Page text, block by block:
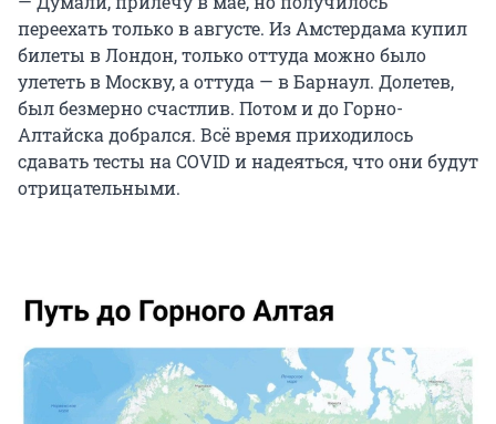
переехать только в августе. Из Амстердама купил
билеты в Лондон, только оттуда можно было
улететь в Москву, а оттуда — в Барнаул. Долетев,
был безмерно счастлив. Потом и до Горно-
Алтайска добрался. Всё время приходилось
сдавать тесты на COVID и надеяться, что они будут
отрицательными.